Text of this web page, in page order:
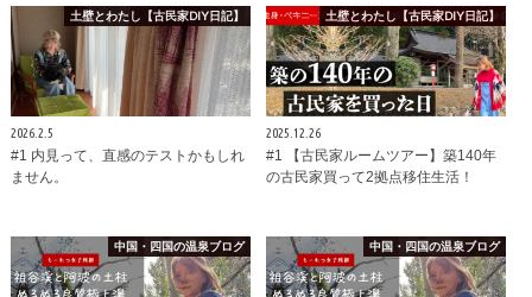
土壁とわたし【古民家DIY日記】
2026.2.5
#1 内見って、直感のテストかもしれ
ません。
土壁とわたし【古民家DIY日記】
2025.12.26
#1 【古民家ルームツアー】築140年
の古民家買って2拠点移住生活！
中国・四国の温泉ブログ 中国・四国の温泉ブログ